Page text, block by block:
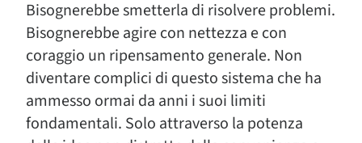
Bisognerebbe smetterla di risolvere problemi.
Bisognerebbe agire con nettezza e con
coraggio un ripensamento generale. Non
diventare complici di questo sistema che ha
ammesso ormai da anni i suoi limiti
fondamentali. Solo attraverso la potenza